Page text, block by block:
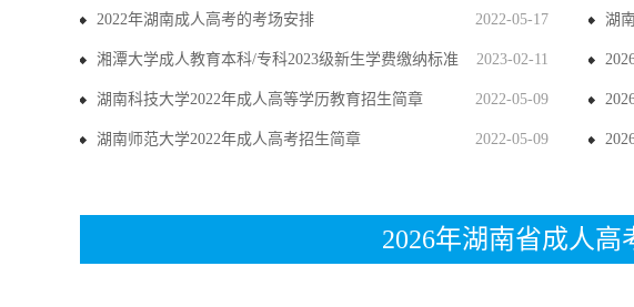
2022-05-17
2022年湖南成人高考的考场安排
2023-02-11
湘潭大学成人教育本科/专科2023级新生学费缴纳标准
2022-05-09
湖南科技大学2022年成人高等学历教育招生简章
2022-05-09
湖南师范大学2022年成人高考招生简章
湖
2026年湖南省成人高